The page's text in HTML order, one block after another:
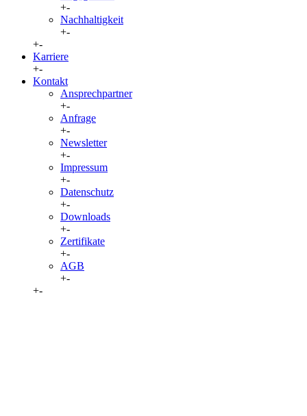
+-
Nachhaltigkeit
+-
+-
Karriere
+-
Kontakt
Ansprechpartner
+-
Anfrage
+-
Newsletter
+-
Impressum
+-
Datenschutz
+-
Downloads
+-
Zertifikate
+-
AGB
+-
+-